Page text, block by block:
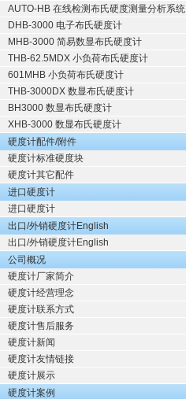
AUTO-HB 在线检测布氏硬度测量分析系统
DHB-3000 电子布氏硬度计
MHB-3000 简易数显布氏硬度计
THB-62.5MDX 小负荷布氏硬度计
601MHB 小负荷布氏硬度计
THB-3000DX 数显布氏硬度计
BH3000 数显布氏硬度计
XHB-3000 数显布氏硬度计
硬度计配件/附件
硬度计标准硬度块
硬度计其它配件
进口硬度计
进口硬度计
出口/外销硬度计English
出口/外销硬度计English
公司概况
硬度计厂家简介
硬度计经营理念
硬度计联系方式
硬度计售后服务
硬度计新闻
硬度计友情链接
硬度计展示
硬度计案例